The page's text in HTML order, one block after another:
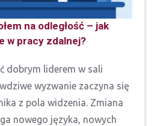
na odległość – jak
w pracy zdalnej?
dobrym liderem w sali
wyzwanie zaczyna się
z pola widzenia. Zmiana
nowego języka, nowych